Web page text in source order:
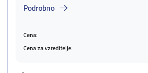
Podrobno
Cena:
Cena za vzreditelje: